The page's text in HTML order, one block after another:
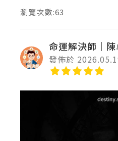
瀏覽次數:63
命運解決師｜陳
發佈於